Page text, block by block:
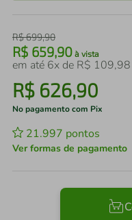
R$699,90
R$ 659,90 à vista
em até 6x de R$ 109,98
R$ 626,90
No pagamento com Pix
21.997 pontos
Ver formas de pagamento